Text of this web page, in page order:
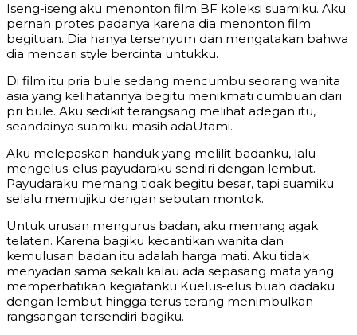
Iseng-iseng aku menonton film BF koleksi suamiku. Aku
pernah protes padanya karena dia menonton film
begituan. Dia hanya tersenyum dan mengatakan bahwa
dia mencari style bercinta untukku.
Di film itu pria bule sedang mencumbu seorang wanita
asia yang kelihatannya begitu menikmati cumbuan dari
pri bule. Aku sedikit terangsang melihat adegan itu,
seandainya suamiku masih adaUtami.
Aku melepaskan handuk yang melilit badanku, lalu
mengelus-elus payudaraku sendiri dengan lembut.
Payudaraku memang tidak begitu besar, tapi suamiku
selalu memujiku dengan sebutan montok.
Untuk urusan mengurus badan, aku memang agak
telaten. Karena bagiku kecantikan wanita dan
kemulusan badan itu adalah harga mati. Aku tidak
menyadari sama sekali kalau ada sepasang mata yang
memperhatikan kegiatanku Kuelus-elus buah dadaku
dengan lembut hingga terus terang menimbulkan
rangsangan tersendiri bagiku.